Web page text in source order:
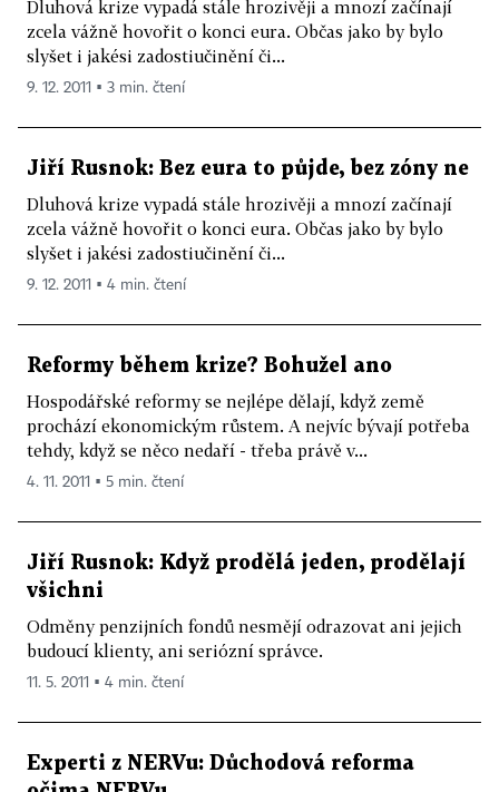
Dluhová krize vypadá stále hrozivěji a mnozí začínají
zcela vážně hovořit o konci eura. Občas jako by bylo
slyšet i jakési zadostiučinění či...
9. 12. 2011 ▪ 3 min. čtení
Jiří Rusnok: Bez eura to půjde, bez zóny ne
Dluhová krize vypadá stále hrozivěji a mnozí začínají
zcela vážně hovořit o konci eura. Občas jako by bylo
slyšet i jakési zadostiučinění či...
9. 12. 2011 ▪ 4 min. čtení
Reformy během krize? Bohužel ano
Hospodářské reformy se nejlépe dělají, když země
prochází ekonomickým růstem. A nejvíc bývají potřeba
tehdy, když se něco nedaří - třeba právě v...
4. 11. 2011 ▪ 5 min. čtení
Jiří Rusnok: Když prodělá jeden, prodělají
všichni
Odměny penzijních fondů nesmějí odrazovat ani jejich
budoucí klienty, ani seriózní správce.
11. 5. 2011 ▪ 4 min. čtení
Experti z NERVu: Důchodová reforma